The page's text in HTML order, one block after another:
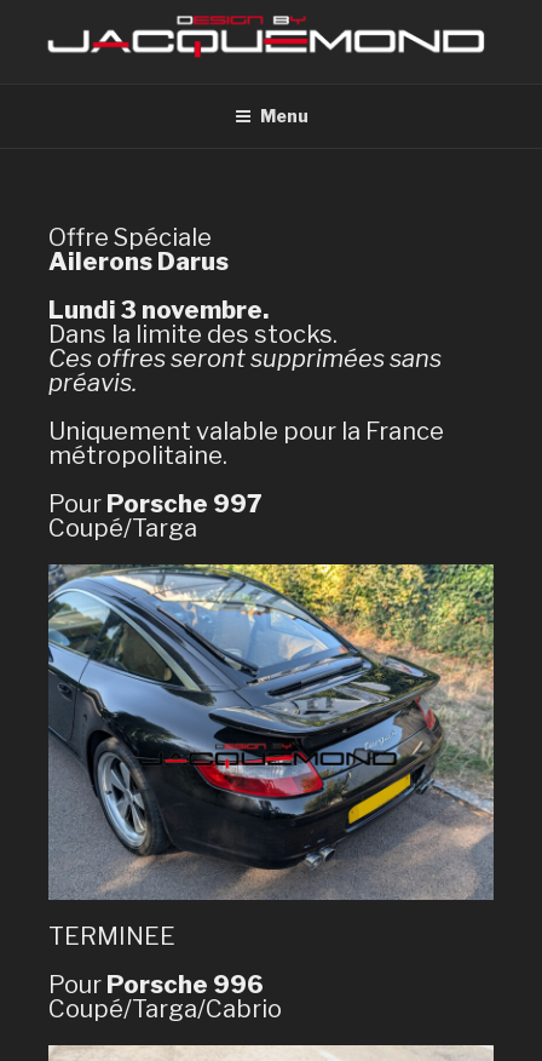
Menu
Offre Spéciale
Ailerons Darus
Lundi 3 novembre.
Dans la limite des stocks.
Ces offres seront supprimées sans
préavis.
Uniquement valable pour la France
métropolitaine.
Pour Porsche 997
Coupé/Targa
TERMINEE
Pour Porsche 996
Coupé/Targa/Cabrio